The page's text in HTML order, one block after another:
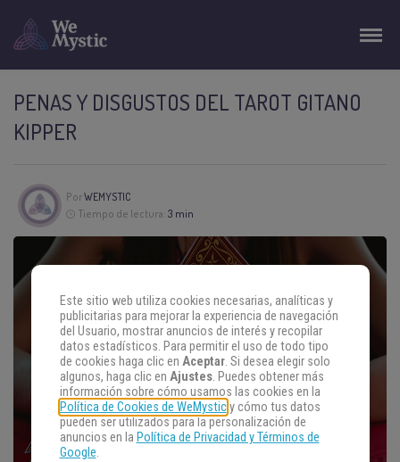
PENAS Y DISGUSTOS DEL TAROT GITANO
KIPPER
PorWEMYSTIC
Tiempo de lectura: 3 min
Este sitio web utiliza cookies necesarias, analíticas y
publicitarias para mejorar la experiencia de navegación
del Usuario, mostrar anuncios de interés y recopilar
datos estadísticos. Para permitir el uso de todo tipo
de cookies haga clic en Aceptar. Si desea elegir solo
algunos, haga clic en Ajustes. Puedes obtener más
información sobre cómo usamos las cookies en la
Política de Cookies de WeMysticy cómo tus datos
pueden ser utilizados para la personalización de
anuncios en la Política de Privacidad y Términos de
Google.